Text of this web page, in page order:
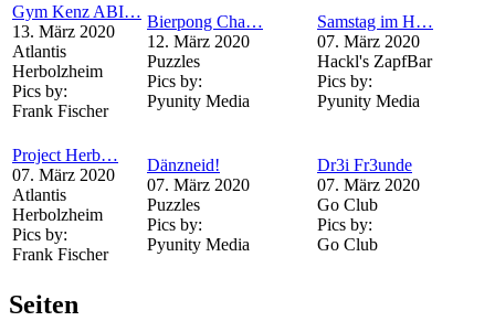
Gym Kenz ABI…
13. März 2020
Atlantis
Herbolzheim
Pics by:
Frank Fischer
Bierpong Cha…
12. März 2020
Puzzles
Pics by:
Pyunity Media
Samstag im H…
07. März 2020
Hackl's ZapfBar
Pics by:
Pyunity Media
Project Herb…
07. März 2020
Atlantis
Herbolzheim
Pics by:
Frank Fischer
Dänzneid!
07. März 2020
Puzzles
Pics by:
Pyunity Media
Dr3i Fr3unde
07. März 2020
Go Club
Pics by:
Go Club
Seiten